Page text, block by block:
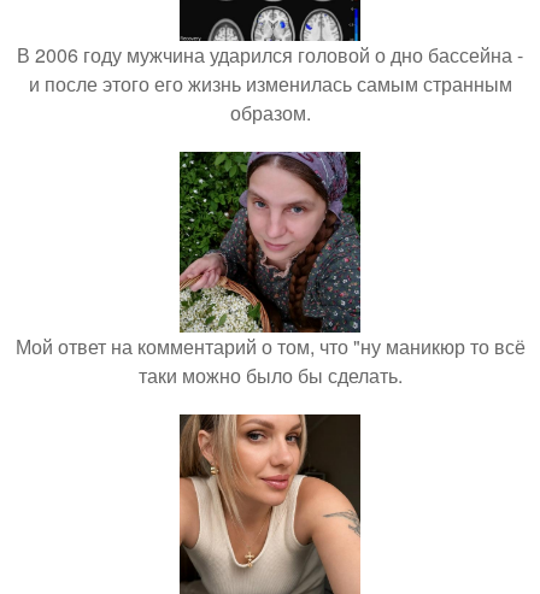
В 2006 году мужчина ударился головой о дно бассейна -
и после этого его жизнь изменилась самым странным
образом.
Мой ответ на комментарий о том, что "ну маникюр то всё
таки можно было бы сделать.